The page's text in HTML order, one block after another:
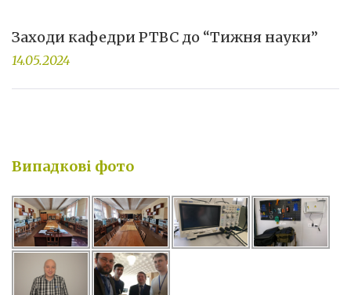
Заходи кафедри РТВС до “Тижня науки”
14.05.2024
Випадкові фото